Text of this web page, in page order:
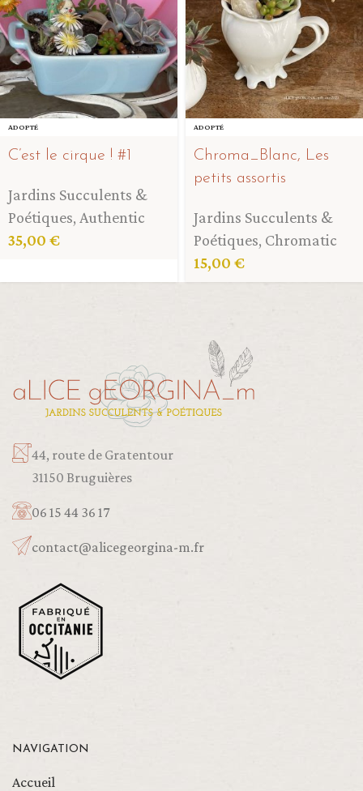
ADOPTÉ
C’est le cirque ! #1
Jardins Succulents &
Poétiques, Authentic
35,00 €
ADOPTÉ
Chroma_Blanc, Les
petits assortis
Jardins Succulents &
Poétiques, Chromatic
15,00 €
44, route de Gratentour
31150 Bruguières
06 15 44 36 17
contact@alicegeorgina-m.fr
NAVIGATION
Accueil